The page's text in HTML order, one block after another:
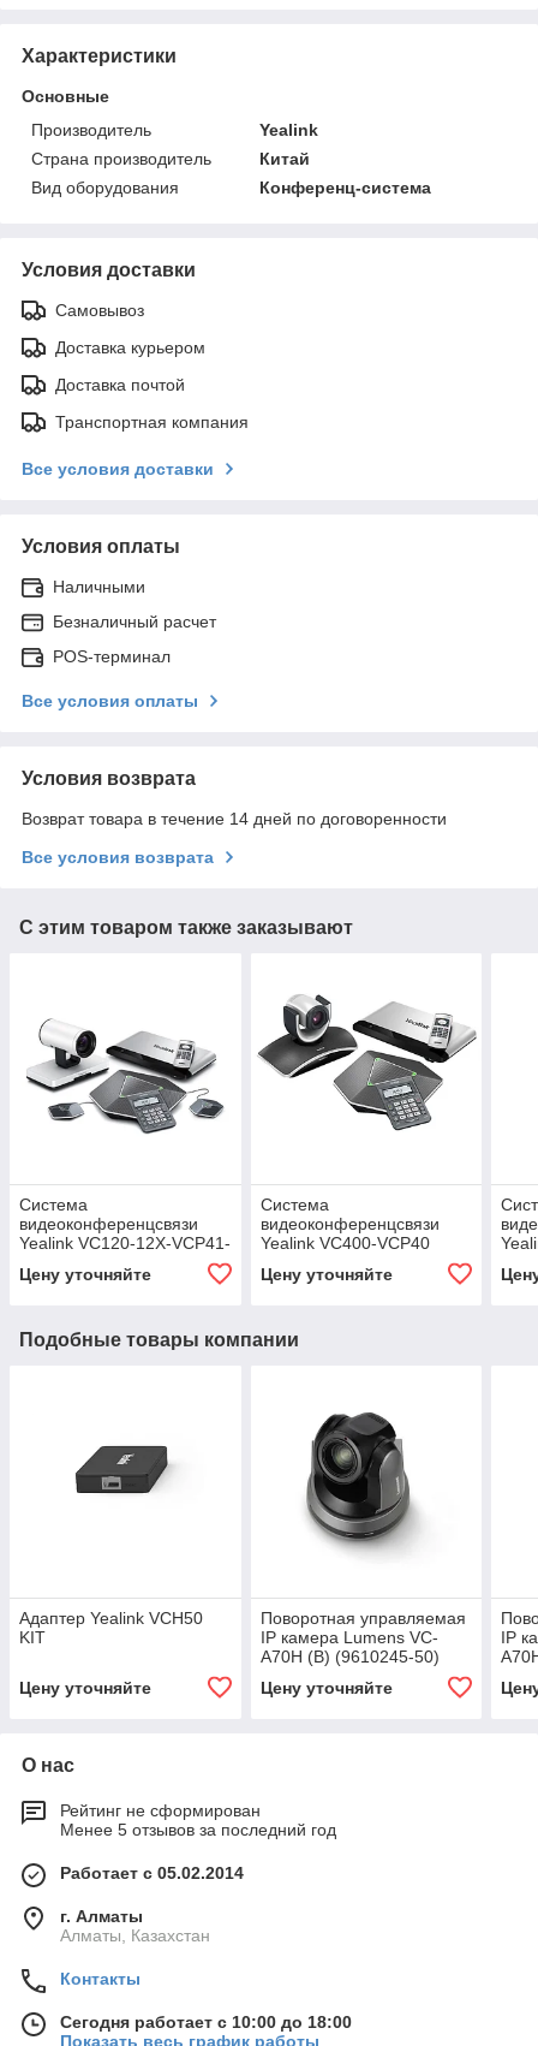
Характеристики
Основные
Производитель
Yealink
Страна производитель
Китай
Вид оборудования
Конференц-система
Условия доставки
Самовывоз
Доставка курьером
Доставка почтой
Транспортная компания
Все условия доставки
Условия оплаты
Наличными
Безналичный расчет
POS-терминал
Все условия оплаты
Условия возврата
Возврат товара в течение 14 дней по договоренности
Все условия возврата
С этим товаром также заказывают
Система
видеоконференцсвязи
Yealink VC120-12X-VCP41-
Цену уточняйте
Система
видеоконференцсвязи
Yealink VC400-VCP40
Цену уточняйте
Подобные товары компании
Адаптер Yealink VCH50
KIT
Цену уточняйте
Поворотная управляемая
IP камера Lumens VC-
A70H (B) (9610245-50)
Цену уточняйте
IP
О нас
Рейтинг не сформирован
Менее 5 отзывов за последний год
Работает с 05.02.2014
г. Алматы
Алматы, Казахстан
Контакты
Сегодня работает с 10:00 до 18:00
Показать весь график работы